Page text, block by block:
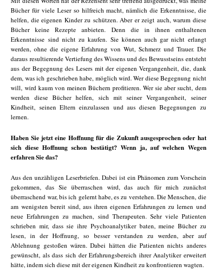
Bücher für viele Leser so hilfreich macht, nämlich die Erkenntnisse, die
helfen, die eigenen Kinder zu schützen. Aber er zeigt auch, warum diese
Bücher keine Rezepte anbieten. Denn die in ihnen enthaltenen
Erkenntnisse sind nicht zu kaufen. Sie können auch gar nicht erlangt
werden, ohne die eigene Erfahrung von Wut, Schmerz und Trauer. Die
daraus resultierende Vertiefung des Wissens und des Bewusstseins entsteht
aus der Begegnung des Lesers mit der eigenen Vergangenheit, die, dank
dem, was ich geschrieben habe, möglich wird. Wer diese Begegnung nicht
will, wird kaum von meinen Büchern profitieren. Wer sie aber sucht, dem
werden diese Bücher helfen, sich mit seiner Vergangenheit, seiner
Kindheit, seinen Eltern einzulassen und aus diesen Begegnungen zu
lernen.
Haben Sie jetzt eine Hoffnung für die Zukunft ausgesprochen oder hat
sich diese Hoffnung schon bestätigt? Wenn ja, auf welchen Wegen
erfahren Sie das?
Aus den unzähligen Leserbriefen. Dabei ist ein Phänomen zum Vorschein
gekommen, das Sie überraschen wird, das auch für mich zunächst
überraschend war, bis ich gelernt habe, es zu verstehen. Die Menschen, die
am wenigsten bereit sind, aus ihren eigenen Erfahrungen zu lernen und
neue Erfahrungen zu machen, sind Therapeuten. Sehr viele Patienten
schrieben mir, dass sie ihre Psychoanalytiker baten, meine Bücher zu
lesen, in der Hoffnung, so besser verstanden zu werden, aber auf
Ablehnung gestoßen wären. Dabei hätten die Patienten nichts anderes
gewünscht, als dass sich der Erfahrungsbereich ihrer Analytiker erweitert
hätte, indem sich diese mit der eigenen Kindheit zu konfrontieren wagten.